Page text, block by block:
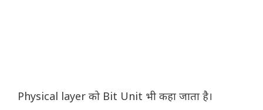
Physical layer को Bit Unit भी कहा जाता है।